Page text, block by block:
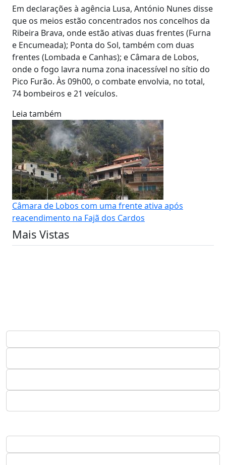
Em declarações à agência Lusa, António Nunes disse
que os meios estão concentrados nos concelhos da
Ribeira Brava, onde estão ativas duas frentes (Furna
e Encumeada); Ponta do Sol, também com duas
frentes (Lombada e Canhas); e Câmara de Lobos,
onde o fogo lavra numa zona inacessível no sítio do
Pico Furão. Às 09h00, o combate envolvia, no total,
74 bombeiros e 21 veículos.
Leia também
Câmara de Lobos com uma frente ativa após
reacendimento na Fajã dos Cardos
Mais Vistas